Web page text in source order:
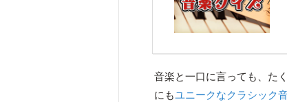
音楽と一口に言っても、た
にもユニークなクラシック